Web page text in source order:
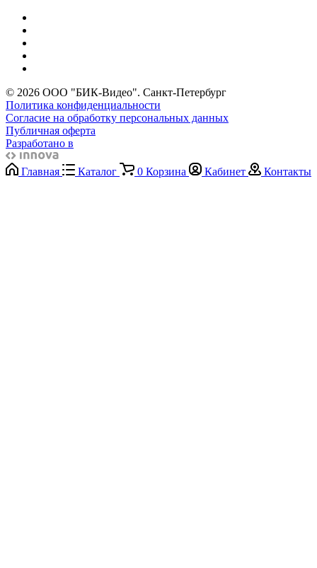
© 2026 ООО "БИК-Видео". Санкт-Петербург
Политика конфиденциальности
Согласие на обработку персональных данных
Публичная оферта
Разработано в
Главная Каталог 0 Корзина Кабинет Контакты